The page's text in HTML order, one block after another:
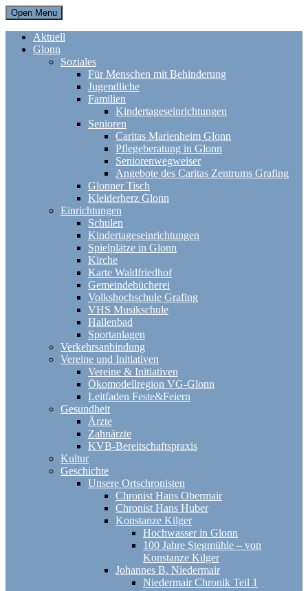
Open Menu
Aktuell
Glonn
Soziales
Für Menschen mit Behinderung
Jugendliche
Familien
Kindertageseinrichtungen
Senioren
Caritas Marienheim Glonn
Pflegeberatung in Glonn
Seniorenwegweiser
Angebote des Caritas Zentrums Grafing
Glonner Tisch
Kleiderherz Glonn
Einrichtungen
Schulen
Kindertageseinrichtungen
Spielplätze in Glonn
Kirche
Karte Waldfriedhof
Gemeindebücherei
Volkshochschule Grafing
VHS Musikschule
Hallenbad
Sportanlagen
Verkehrsanbindung
Vereine und Initiativen
Vereine & Initiativen
Ökomodellregion VG-Glonn
Leitfaden Feste&Feiern
Gesundheit
Ärzte
Zahnärzte
KVB-Bereitschaftspraxis
Kultur
Geschichte
Unsere Ortschronisten
Chronist Hans Obermair
Chronist Hans Huber
Konstanze Kilger
Hochwasser in Glonn
100 Jahre Stegmühle – von
Konstanze Kilger
Johannes B. Niedermair
Niedermair Chronik Teil 1